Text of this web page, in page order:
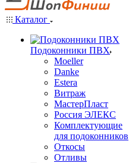
Каталог
Подоконники ПВХ
Moeller
Danke
Estera
Витраж
МастерПласт
Россия ЭЛЕКС
Комплектующие
для подоконников
Откосы
Отливы